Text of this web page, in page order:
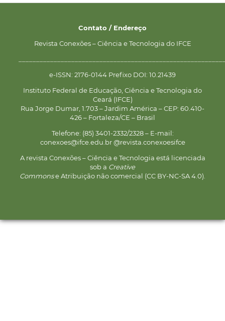
Contato / Endereço
Revista Conexões – Ciência e Tecnologia do IFCE
e-ISSN: 2176-0144 Prefixo DOI: 10.21439
Instituto Federal de Educação, Ciência e Tecnologia do
Ceará (IFCE)
Rua Jorge Dumar, 1.703 – Jardim América – CEP: 60.410-
426 – Fortaleza/CE – Brasil
Telefone: (85) 3401-2332/2328 – E-mail:
conexoes@ifce.edu.br @revista.conexoesifce
A revista Conexões – Ciência e Tecnologia está licenciada
sob a Creative
Commonse Atribuição não comercial (CC BY-NC-SA 4.0).